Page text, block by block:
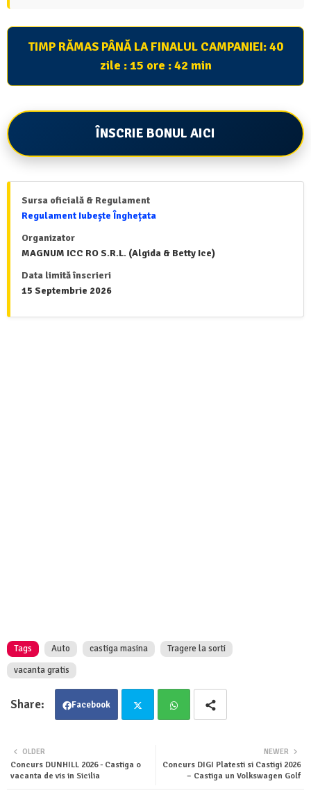
TIMP RĂMAS PÂNĂ LA FINALUL CAMPANIEI:40
zile : 15 ore : 42 min
ÎNSCRIE BONUL AICI
Sursa oficială & Regulament
Regulament Iubește Înghețata
Organizator
MAGNUM ICC RO S.R.L. (Algida & Betty Ice)
Data limită înscrieri
15 Septembrie 2026
Tags Auto castiga masina
Tragere la sorti
vacanta gratis
Facebook
ter tsa
NEWER
Concurs DIGI Platesti si Castigi 2026
– Castiga un Volkswagen Golf
OLDER
Concurs DUNHILL 2026 - Castiga o
vacanta de vis in Sicilia